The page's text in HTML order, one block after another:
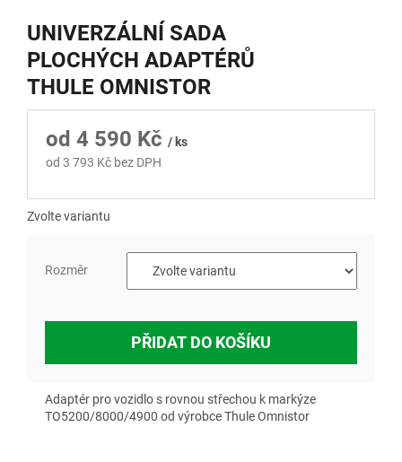
UNIVERZÁLNÍ SADA
PLOCHÝCH ADAPTÉRŮ
THULE OMNISTOR
od 4 590 Kč / ks
od 3 793 Kč bez DPH
Zvolte variantu
Rozměr
PŘIDAT DO KOŠÍKU
Adaptér pro vozidlo s rovnou střechou k markýze
TO5200/8000/4900 od výrobce Thule Omnistor